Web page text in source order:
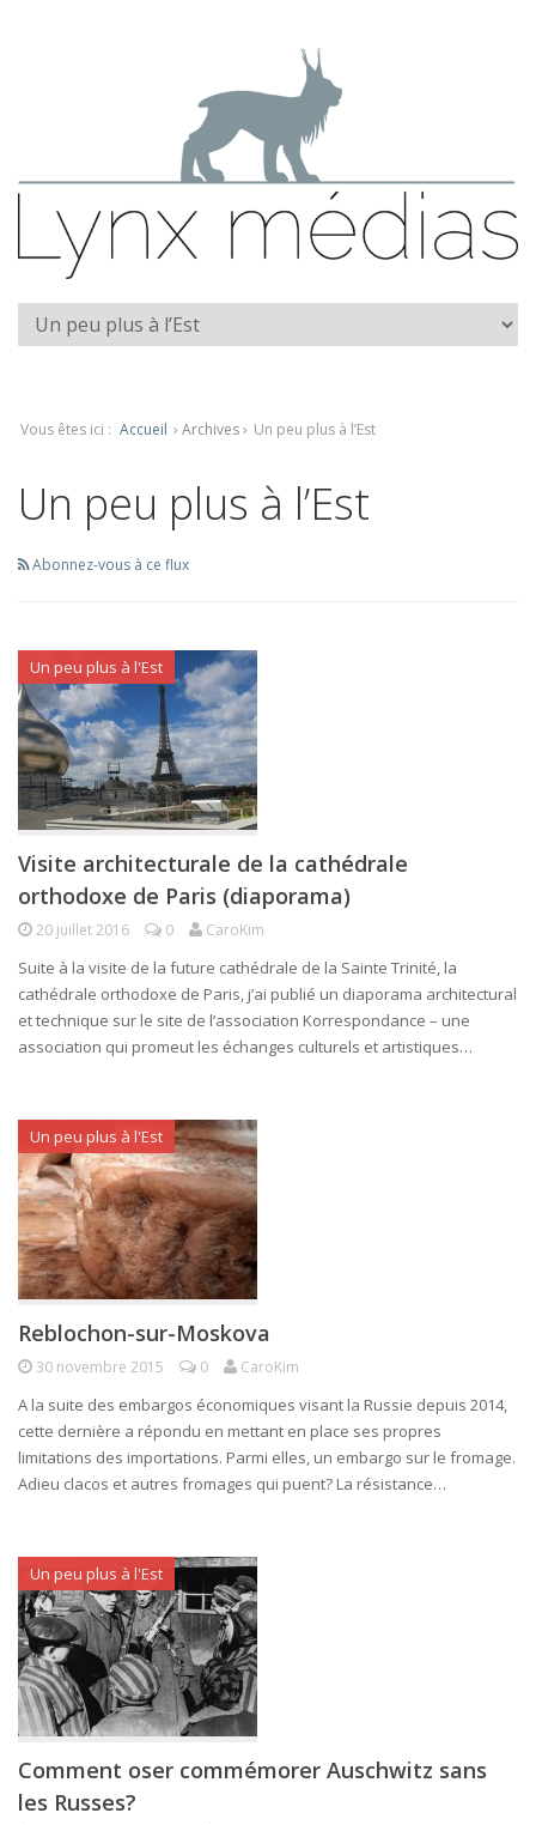
Vous êtes ici : Accueil › Archives › Un peu plus à l’Est
Un peu plus à l’Est
Abonnez-vous à ce flux
Un peu plus à l'Est
Visite architecturale de la cathédrale
orthodoxe de Paris (diaporama)
20 juillet 2016 0 CaroKim
Suite à la visite de la future cathédrale de la Sainte Trinité, la
cathédrale orthodoxe de Paris, j’ai publié un diaporama architectural
et technique sur le site de l’association Korrespondance – une
association qui promeut les échanges culturels et artistiques…
Un peu plus à l'Est
Reblochon-sur-Moskova
30 novembre 2015 0 CaroKim
A la suite des embargos économiques visant la Russie depuis 2014,
cette dernière a répondu en mettant en place ses propres
limitations des importations. Parmi elles, un embargo sur le fromage.
Adieu clacos et autres fromages qui puent? La résistance…
Un peu plus à l'Est
Comment oser commémorer Auschwitz sans
les Russes?